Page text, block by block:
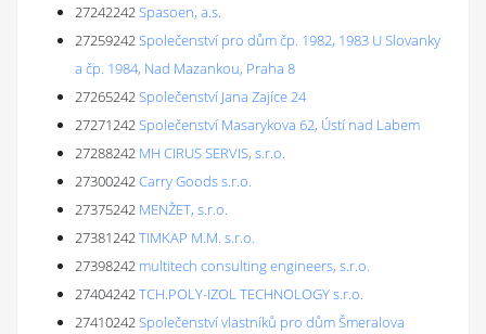
27242242Spasoen, a.s.
27259242Společenství pro dům čp. 1982, 1983 U Slovanky
a čp. 1984, Nad Mazankou, Praha 8
27265242Společenství Jana Zajíce 24
27271242Společenství Masarykova 62, Ústí nad Labem
27288242 MH CIRUS SERVIS, s.r.o.
27300242Carry Goods s.r.o.
27375242 MENŽET, s.r.o.
27381242TIMKAP M.M. s.r.o.
27398242 multitech consulting engineers, s.r.o.
27404242TCH.POLY-IZOL TECHNOLOGY s.r.o.
27410242Společenství vlastníků pro dům Šmeralova